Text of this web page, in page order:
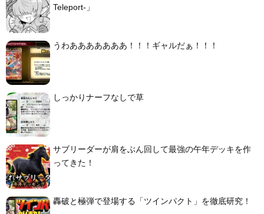
Teleport-」
うわあああああああ！！！ギャルだぁ！！！
しっかりナーフなしで草
サブリーダーが肩をぶん回して最強の午年デッキを作
ってきた！
轟破と極弾で登場する「ツインパクト」を徹底研究！